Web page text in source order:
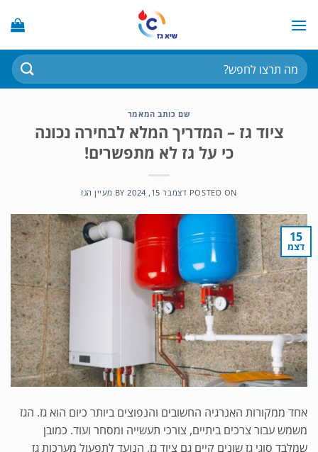
חיפוש
עבור:
שם כותב המאמר
ציוד גז – המדריך המלא לבחירה נכונה
כי על גז לא מתפשרים!
POSTED ON דצמבר 15, 2024 BY מעיין הגז
15
דצמ
אחד ממקורות האנרגיה החשובים והנפוצים ביותר כיום הוא גז. הגז
משמש עבור צרכים ביתיים, צורכי תעשייה ומסחר ועוד. כמובן
שמלבד סוגי גז שונים קיים גם ציוד גז, הנועד לתפעול מערכות גז